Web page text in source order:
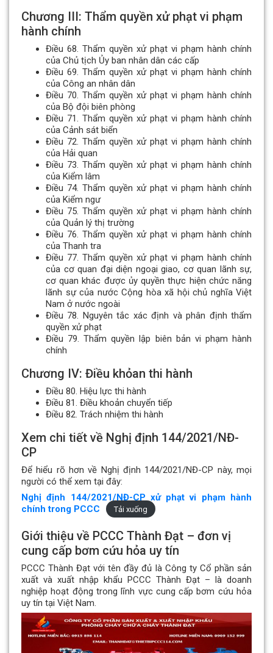
Chương III: Thẩm quyền xử phạt vi phạm
hành chính
Điều 68. Thẩm quyền xử phạt vi phạm hành chính
của Chủ tịch Ủy ban nhân dân các cấp
Điều 69. Thẩm quyền xử phạt vi phạm hành chính
của Công an nhân dân
Điều 70. Thẩm quyền xử phạt vi phạm hành chính
của Bộ đội biên phòng
Điều 71. Thẩm quyền xử phạt vi phạm hành chính
của Cảnh sát biển
Điều 72. Thẩm quyền xử phạt vi phạm hành chính
của Hải quan
Điều 73. Thẩm quyền xử phạt vi phạm hành chính
của Kiểm lâm
Điều 74. Thẩm quyền xử phạt vi phạm hành chính
của Kiểm ngư
Điều 75. Thẩm quyền xử phạt vi phạm hành chính
của Quản lý thị trường
Điều 76. Thẩm quyền xử phạt vi phạm hành chính
của Thanh tra
Điều 77. Thẩm quyền xử phạt vi phạm hành chính
của cơ quan đại diện ngoại giao, cơ quan lãnh sự,
cơ quan khác được ủy quyền thực hiện chức năng
lãnh sự của nước Cộng hòa xã hội chủ nghĩa Việt
Nam ở nước ngoài
Điều 78. Nguyên tắc xác định và phân định thẩm
quyền xử phạt
Điều 79. Thẩm quyền lập biên bản vi phạm hành
chính
Chương IV: Điều khỏan thi hành
Điều 80. Hiệu lực thi hành
Điều 81. Điều khoản chuyển tiếp
Điều 82. Trách nhiệm thi hành
Xem chi tiết về Nghị định 144/2021/NĐ-
CP
Để hiểu rõ hơn về Nghị định 144/2021/NĐ-CP này, mọi
người có thể xem tại đây:
Nghị định 144/2021/NĐ-CP xử phạt vi phạm hành
chính trong PCCC
Tải xuống
Giới thiệu về PCCC Thành Đạt – đơn vị
cung cấp bơm cứu hỏa uy tín
PCCC Thành Đạt với tên đầy đủ là Công ty Cổ phần sản
xuất và xuất nhập khẩu PCCC Thành Đạt – là doanh
nghiệp hoạt động trong lĩnh vực cung cấp bơm cứu hỏa
uy tín tại Việt Nam.